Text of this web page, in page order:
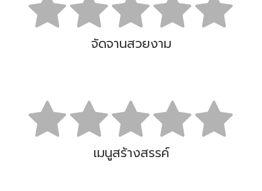
จัดจานสวยงาม
เมนูสร้างสรรค์